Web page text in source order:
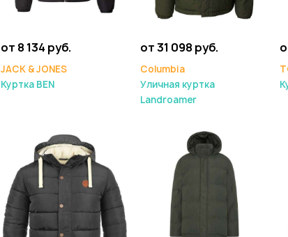
от 8 134 руб.
JACK & JONES
Куртка BEN
от 31 098 руб.
Columbia
Уличная куртка
Landroamer